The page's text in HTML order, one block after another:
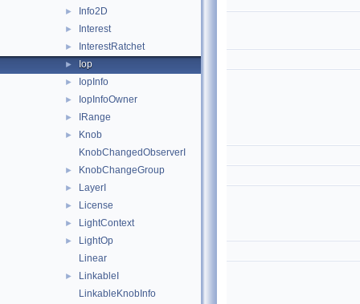
► Info2D
► Interest
► InterestRatchet
► Iop
► IopInfo
► IopInfoOwner
► IRange
►
Knob
KnobChangedObserverI
► KnobChangeGroup
► LayerI
► License
► LightContext
►
LightOp
Linear
►
LinkableI
LinkableKnobInfo